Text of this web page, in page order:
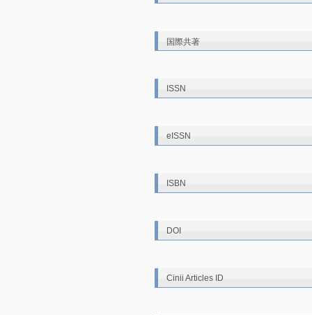
国際共著
ISSN
eISSN
ISBN
DOI
Cinii Articles ID